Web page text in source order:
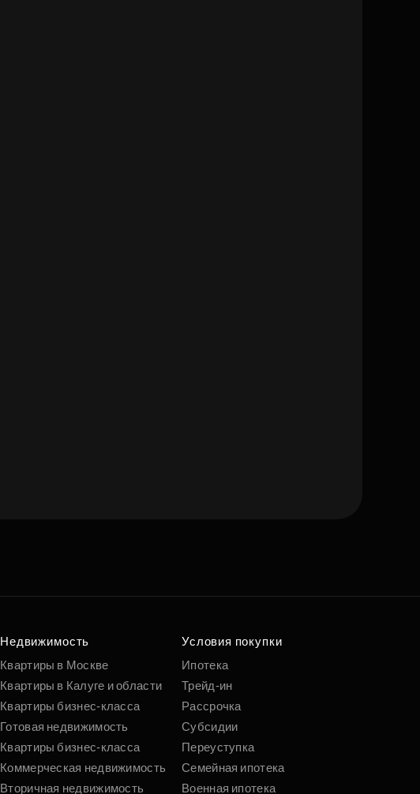
по удобным
вам параметрам
Подобрать
Недвижимость
Квартиры в Москве
Квартиры в Калуге и области
Квартиры бизнес-класса
Готовая недвижимость
Квартиры бизнес-класса
Коммерческая недвижимость
Вторичная недвижимость
Условия покупки
Ипотека
Трейд-ин
Рассрочка
Субсидии
Переуступка
Семейная ипотека
Военная ипотека